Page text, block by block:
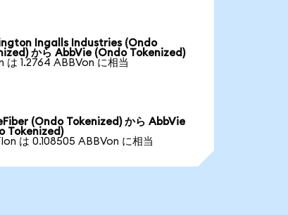
Ingalls Industries (Ondo
から AbbVie (Ondo Tokenized)
は 1.2764 ABBVon に相当
(Ondo Tokenized) から AbbVie
Tokenized)
は 0.108505 ABBVon に相当